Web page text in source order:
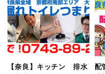
【奈良】キッチン 排水
配